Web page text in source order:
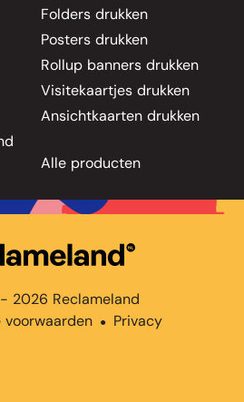
Folders drukken
Posters drukken
Rollup banners drukken
Visitekaartjes drukken
Ansichtkaarten drukken
Alle producten
2026 Reclameland
voorwaarden ● Privacy